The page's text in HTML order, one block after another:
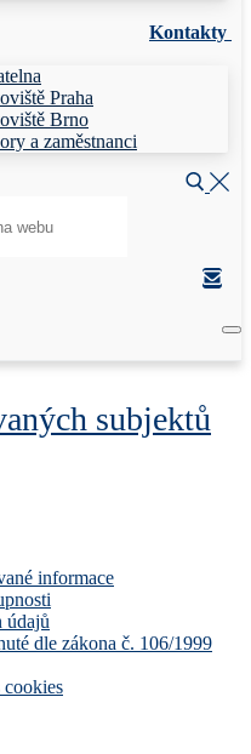
Kontakty
Praha
Brno
a zaměstnanci
subjektů
informace
údajů
dle zákona č. 106/1999
cookies